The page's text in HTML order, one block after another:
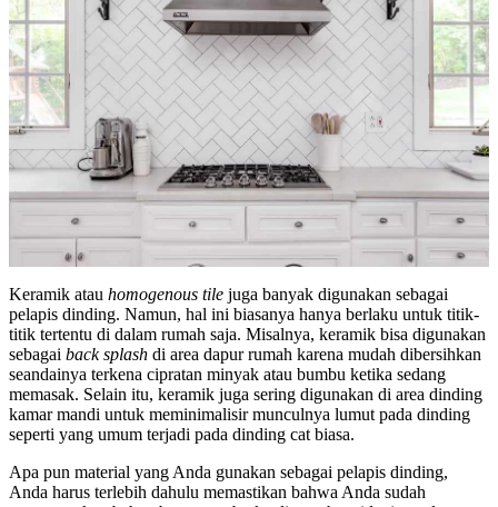
Keramik atau homogenous tile juga banyak digunakan sebagai
pelapis dinding. Namun, hal ini biasanya hanya berlaku untuk titik-
titik tertentu di dalam rumah saja. Misalnya, keramik bisa digunakan
sebagai back splash di area dapur rumah karena mudah dibersihkan
seandainya terkena cipratan minyak atau bumbu ketika sedang
memasak. Selain itu, keramik juga sering digunakan di area dinding
kamar mandi untuk meminimalisir munculnya lumut pada dinding
seperti yang umum terjadi pada dinding cat biasa.
Apa pun material yang Anda gunakan sebagai pelapis dinding,
Anda harus terlebih dahulu memastikan bahwa Anda sudah